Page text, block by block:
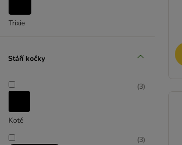
Trixie
Stáří kočky
Kotě
(3)
(3)